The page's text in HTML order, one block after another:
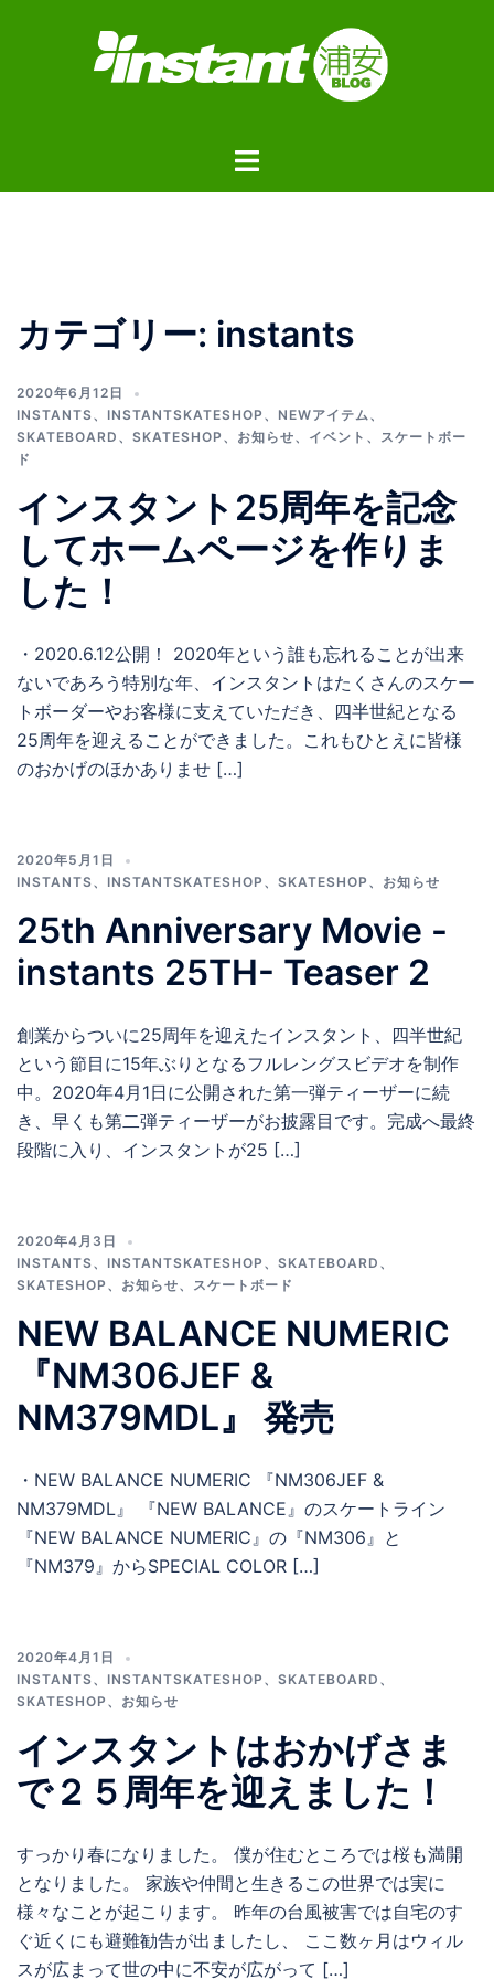
ト
ー
カテゴリー: instants
2020年6月12日
INSTANTS、 INSTANTSKATESHOP 、 NEWアイテム、
SKATEBOARD 、 SKATESHOP 、 お知らせ、 イベント 、 スケートボー
ド
インスタント25周年を記念
してホームページを作りま
した！
・2020.6.12公開！ 2020年という誰も忘れることが出来
ないであろう特別な年、インスタントはたくさんのスケー
トボーダーやお客様に支えていただき、四半世紀となる
25周年を迎えることができました。これもひとえに皆様
のおかげのほかありませ […]
2020年5月1日
INSTANTS、 INSTANTSKATESHOP 、 SKATESHOP 、 お知らせ
25th Anniversary Movie -
instants 25TH- Teaser 2
創業からついに25周年を迎えたインスタント、四半世紀
という節目に15年ぶりとなるフルレングスビデオを制作
中。2020年4月1日に公開された第一弾ティーザーに続
き、早くも第二弾ティーザーがお披露目です。完成へ最終
段階に入り、インスタントが25 […]
2020年4月3日
INSTANTS、 INSTANTSKATESHOP 、 SKATEBOARD 、
SKATESHOP 、 お知らせ、 スケートボード
NEW BALANCE NUMERIC
『NM306JEF &
NM379MDL』 発売
・NEW BALANCE NUMERIC 『NM306JEF &
NM379MDL』 『NEW BALANCE』のスケートライン
『NEW BALANCE NUMERIC』の『NM306』と
『NM379』からSPECIAL COLOR […]
2020年4月1日
INSTANTS、 INSTANTSKATESHOP 、 SKATEBOARD 、
SKATESHOP 、 お知らせ
インスタントはおかげさま
で２５周年を迎えました！
すっかり春になりました。 僕が住むところでは桜も満開
となりました。 家族や仲間と生きるこの世界では実に
様々なことが起こります。 昨年の台風被害では自宅のす
ぐ近くにも避難勧告が出ましたし、 ここ数ヶ月はウィル
スが広まって世の中に不安が広がって […]